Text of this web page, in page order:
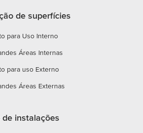
de superfícies
para Uso Interno
Áreas Internas
para uso Externo
Áreas Externas
instalações